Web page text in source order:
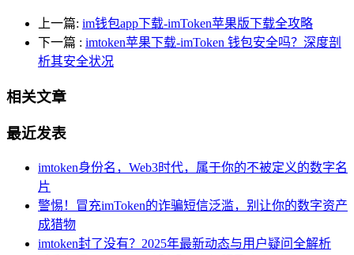
上一篇: im钱包app下载-imToken苹果版下载全攻略
下一篇 : imtoken苹果下载-imToken 钱包安全吗？深度剖
析其安全状况
相关文章
最近发表
imtoken身份名，Web3时代，属于你的不被定义的数字名
片
警惕！冒充imToken的诈骗短信泛滥，别让你的数字资产
成猎物
imtoken封了没有？2025年最新动态与用户疑问全解析